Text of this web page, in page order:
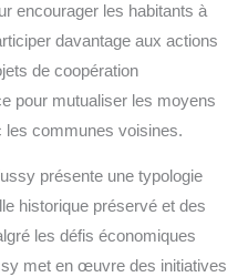
encourager les habitants à
davantage aux actions
de coopération
pour mutualiser les moyens
communes voisines.
présente une typologie
historique préservé et des
les défis économiques
met en œuvre des initiatives